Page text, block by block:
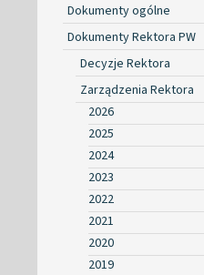
Dokumenty ogólne
Dokumenty Rektora PW
Decyzje Rektora
Zarządzenia Rektora
2026
2025
2024
2023
2022
2021
2020
2019